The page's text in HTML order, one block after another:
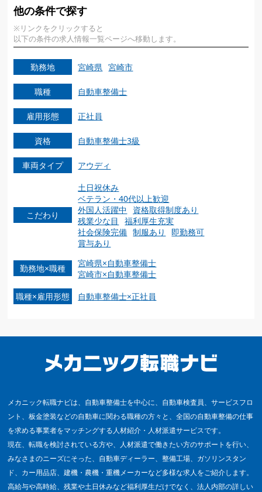
他の条件で探す
※リンクをクリックすると
以下の条件の求人情報一覧ページへ移動します。
勤務地 宮崎県 宮崎市
職種 自動車整備士
雇用形態 正社員
資格 自動車整備士3級
車両タイプ アウディ
こだわり
土日祝休み
ベテラン・40代以上歓迎
外国人活躍中
資格取得制度あり
残業少な目
福利厚生充実
社会保険完備 制服あり
即勤務可
賞与あり
勤務地×職種
宮崎県×自動車整備士
宮崎市×自動車整備士
職種×雇用形態
自動車整備士×正社員
メカニック転職ナビは、自動車整備士を中心に、自動車検査員、サービスフロ
ント、板金塗装などの自動車に関わる職種の方々と、全国の自動車整備の仕事
を求める事業者をマッチングする人材紹介・人材派遣サービスです。
現在、転職を検討されている方や、人材派遣で働きたい方のサポートを行い、
みなさまのニーズにそった、自動車ディーラー、整備工場、ガソリンスタン
ド、カー用品店、建機・農機・重機メーカーなど多様な求人をご紹介します。
高給与や高時給、残業や土日休みなど福利厚生だけでなく、法人内部の詳しい